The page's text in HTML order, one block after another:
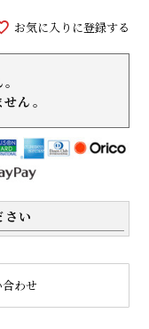
お気に入りに登録する
ん。
さい
わせ